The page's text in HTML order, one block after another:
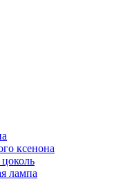
ксенона
лампа